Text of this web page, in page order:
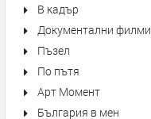
В кадър
Документални филми
Пъзел
По пътя
Арт Момент
България в мен